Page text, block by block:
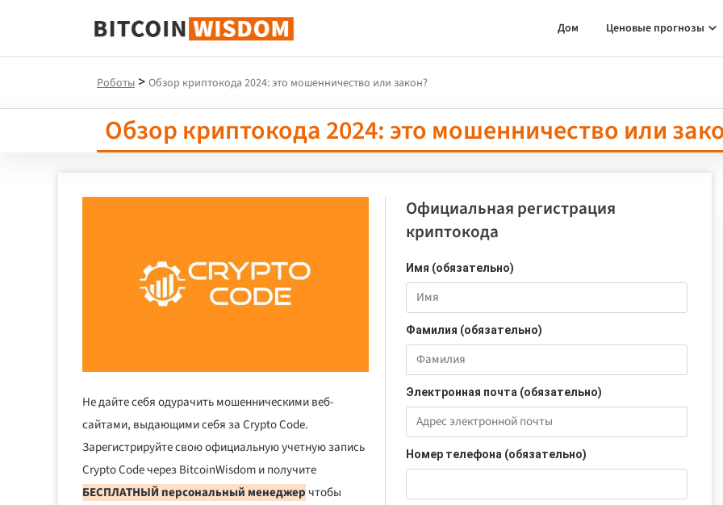
Биткойн Мудрость
Дом Ценовые прогнозы
Роботы > Обзор криптокода 2024: это мошенничество или закон?
Обзор криптокода 2024: это мошенничество или
Не дайте себя одурачить мошенническими веб-
сайтами, выдающими себя за Crypto Code.
Зарегистрируйте свою официальную учетную запись
Crypto Code через BitcoinWisdom и получите
БЕСПЛАТНЫЙ персональный менеджерчтобы
Официальная регистрация
криптокода
Имя (обязательно)
Фамилия (обязательно)
Электронная почта (обязательно)
Номер телефона (обязательно)